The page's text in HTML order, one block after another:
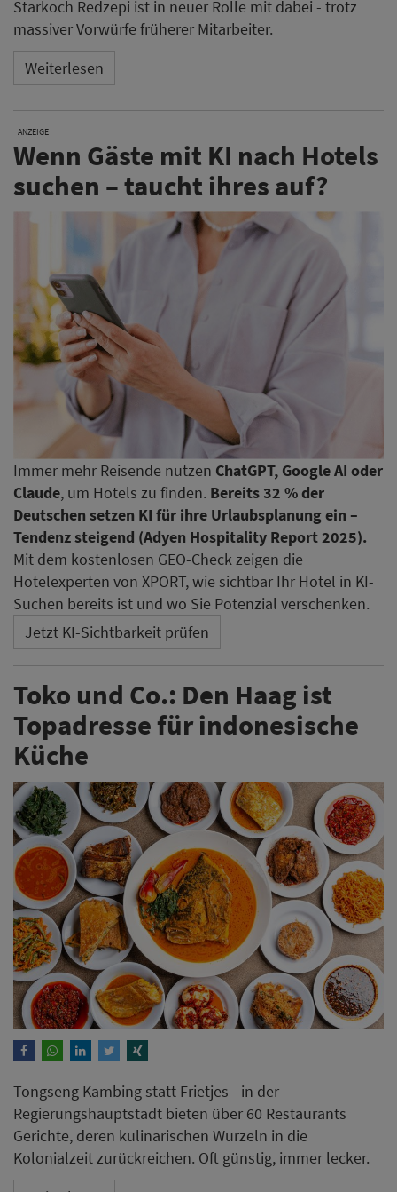
Starkoch Redzepi ist in neuer Rolle mit dabei - trotz
massiver Vorwürfe früherer Mitarbeiter.
Weiterlesen
ANZEIGE
Wenn Gäste mit KI nach Hotels
suchen – taucht ihres auf?
Immer mehr Reisende nutzen ChatGPT, Google AI oder
Claude, um Hotels zu finden. Bereits 32 % der
Deutschen setzen KI für ihre Urlaubsplanung ein –
Tendenz steigend (Adyen Hospitality Report 2025).
Mit dem kostenlosen GEO-Check zeigen die
Hotelexperten von XPORT, wie sichtbar Ihr Hotel in KI-
Suchen bereits ist und wo Sie Potenzial verschenken.
Jetzt KI-Sichtbarkeit prüfen
Toko und Co.: Den Haag ist
Topadresse für indonesische
Küche
Tongseng Kambing statt Frietjes - in der
Regierungshauptstadt bieten über 60 Restaurants
Gerichte, deren kulinarischen Wurzeln in die
Kolonialzeit zurückreichen. Oft günstig, immer lecker.